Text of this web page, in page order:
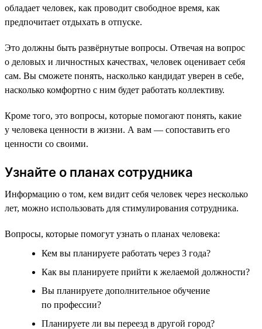
обладает человек, как проводит свободное время, как
предпочитает отдыхать в отпуске.
Это должны быть развёрнутые вопросы. Отвечая на вопрос
о деловых и личностных качествах, человек оценивает себя
сам. Вы сможете понять, насколько кандидат уверен в себе,
насколько комфортно с ним будет работать коллективу.
Кроме того, это вопросы, которые помогают понять, какие
у человека ценности в жизни. А вам — сопоставить его
ценности со своими.
Узнайте о планах сотрудника
Информацию о том, кем видит себя человек через несколько
лет, можно использовать для стимулирования сотрудника.
Вопросы, которые помогут узнать о планах человека:
Кем вы планируете работать через 3 года?
Как вы планируете прийти к желаемой должности?
Вы планируете дополнительное обучение
по профессии?
Планируете ли вы переезд в другой город?